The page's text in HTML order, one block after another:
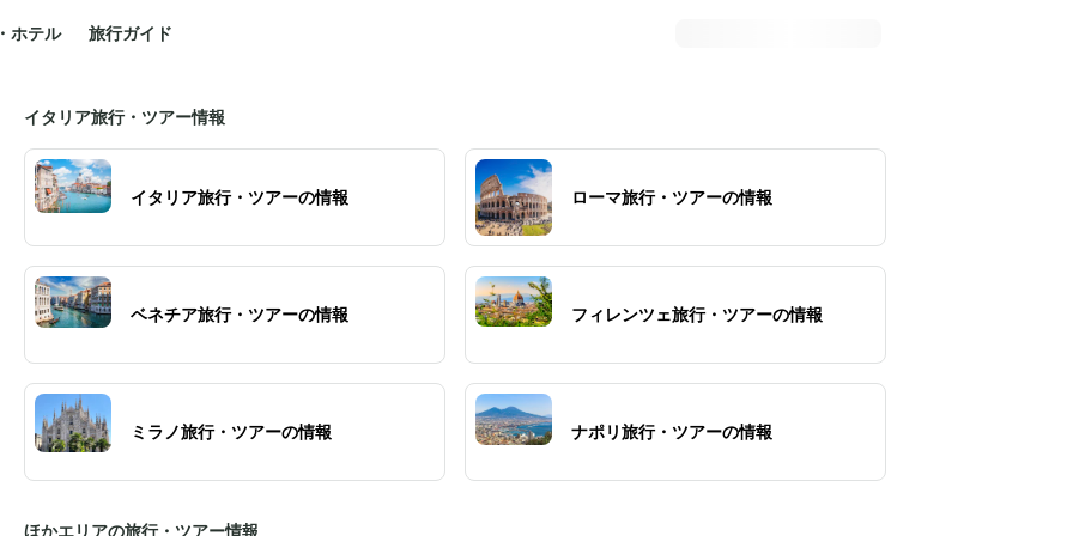
ホテル 旅行ガイド
イタリア旅行・ツアー情報
イタリア旅行・ツアーの情報 ローマ旅行・ツアーの情報
ベネチア旅行・ツアーの情報 フィレンツェ旅行・ツアーの情報
ミラノ旅行・ツアーの情報 ナポリ旅行・ツアーの情報
ほかエリアの旅行・ツアー情報